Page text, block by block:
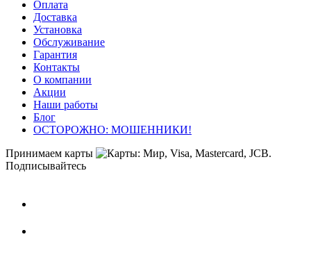
Оплата
Доставка
Установка
Обслуживание
Гарантия
Контакты
О компании
Акции
Наши работы
Блог
ОСТОРОЖНО: МОШЕННИКИ!
Принимаем карты
Подписывайтесь